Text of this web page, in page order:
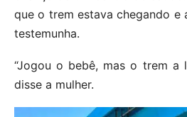
que o trem estava chegando e
testemunha.
“Jogou o bebê, mas o trem a
disse a mulher.